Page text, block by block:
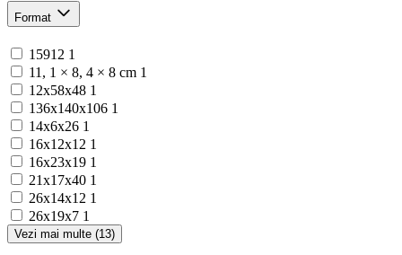
Format
15912 1
11, 1 × 8, 4 × 8 cm 1
12x58x48 1
136x140x106 1
14x6x26 1
16x12x12 1
16x23x19 1
21x17x40 1
26x14x12 1
26x19x7 1
Vezi mai multe (13)